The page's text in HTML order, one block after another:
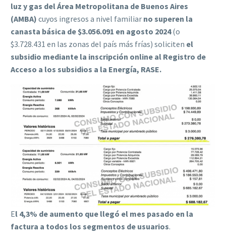
luz y gas del Área Metropolitana de Buenos Aires
(AMBA) cuyos ingresos a nivel familiar no superen la
canasta básica de $3.056.091 en agosto 2024(o
$3.728.431 en las zonas del país más frías) soliciten el
subsidio mediante la inscripción online al Registro de
Acceso a los subsidios a la Energía, RASE.
El 4,3% de aumento que llegó el mes pasado en la
factura a todos los segmentos de usuarios.